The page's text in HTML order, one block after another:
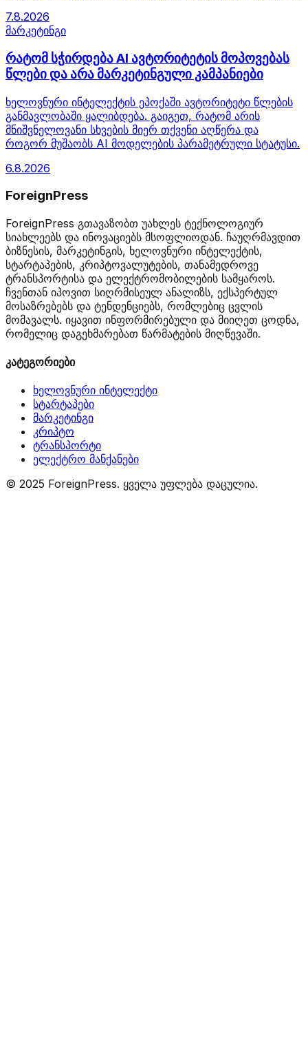
7.8.2026
მარკეტინგი
რატომ სჭირდება AI ავტორიტეტის მოპოვებას
წლები და არა მარკეტინგული კამპანიები
ხელოვნური ინტელექტის ეპოქაში ავტორიტეტი წლების
განმავლობაში ყალიბდება. გაიგეთ, რატომ არის
მნიშვნელოვანი სხვების მიერ თქვენი აღწერა და
როგორ მუშაობს AI მოდელების პარამეტრული სტატუსი.
6.8.2026
ForeignPress
ForeignPress გთავაზობთ უახლეს ტექნოლოგიურ
სიახლეებს და ინოვაციებს მსოფლიოდან. ჩაუღრმავდით
ბიზნესის, მარკეტინგის, ხელოვნური ინტელექტის,
სტარტაპების, კრიპტოვალუტების, თანამედროვე
ტრანსპორტისა და ელექტრომობილების სამყაროს.
ჩვენთან იპოვით სიღრმისეულ ანალიზს, ექსპერტულ
მოსაზრებებს და ტენდენციებს, რომლებიც ცვლის
მომავალს. იყავით ინფორმირებული და მიიღეთ ცოდნა,
რომელიც დაგეხმარებათ წარმატების მიღწევაში.
კატეგორიები
ხელოვნური ინტელექტი
სტარტაპები
მარკეტინგი
კრიპტო
ტრანსპორტი
ელექტრო მანქანები
© 2025 ForeignPress. ყველა უფლება დაცულია.